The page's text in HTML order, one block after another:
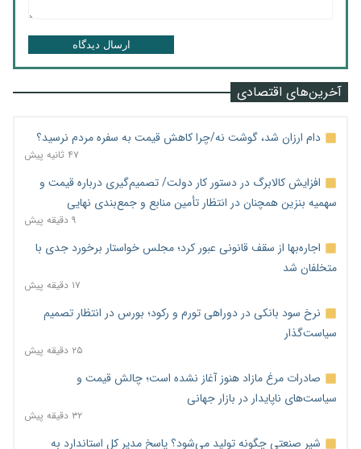
ارسال دیدگاه
آخرین‌های اقتصادی
دام ارزان شد، گوشت نه/چرا کاهش قیمت به سفره مردم نرسید؟
۴۷ ثانیه پیش
افزایش کالابرگ در دستور کار دولت/ تصمیم‌گیری درباره قیمت و
سهمیه بنزین همچنان در انتظار تأمین منابع و جمع‌بندی نهایی
۹ دقیقه پیش
اجاره‌بها از سقف قانونی عبور کرد؛ مجلس خواستار برخورد جدی با
متخلفان شد
۱۷ دقیقه پیش
نرخ سود بانکی در دوراهی تورم و رکود؛ بورس در انتظار تصمیم
سیاست‌گذار
۲۵ دقیقه پیش
صادرات مرغ مازاد هنوز آغاز نشده است؛ چالش قیمت و
سیاست‌های ناپایدار در بازار جهانی
۳۲ دقیقه پیش
شیر صنعتی چگونه تولید می‌شود؟ پاسخ مدیر کل استاندارد به